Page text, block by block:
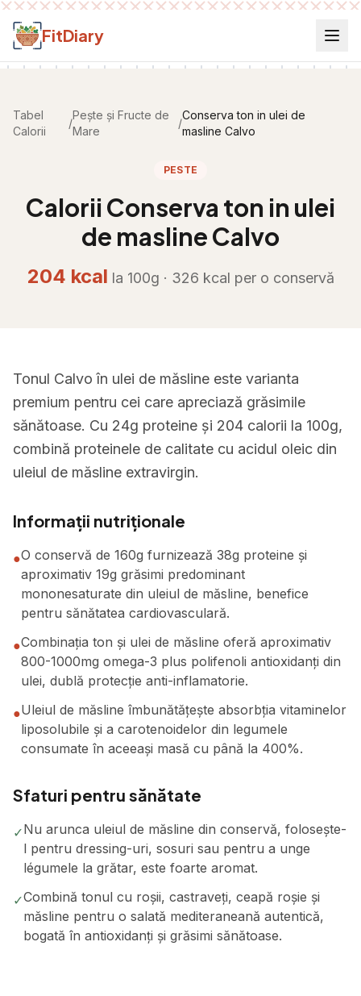
Salt la conținut
FitDiary
Tabel
Calorii
/
Pește și Fructe de
Mare
/
Conserva ton in ulei de
masline Calvo
PESTE
Calorii Conserva ton in ulei
de masline Calvo
204 kcal la 100g · 326 kcal per o conservă
Tonul Calvo în ulei de măsline este varianta
premium pentru cei care apreciază grăsimile
sănătoase. Cu 24g proteine și 204 calorii la 100g,
combină proteinele de calitate cu acidul oleic din
uleiul de măsline extravirgin.
Informații nutriționale
●O conservă de 160g furnizează 38g proteine și
aproximativ 19g grăsimi predominant
mononesaturate din uleiul de măsline, benefice
pentru sănătatea cardiovasculară.
●Combinația ton și ulei de măsline oferă aproximativ
800-1000mg omega-3 plus polifenoli antioxidanți din
ulei, dublă protecție anti-inflamatorie.
●Uleiul de măsline îmbunătățește absorbția vitaminelor
liposolubile și a carotenoidelor din legumele
consumate în aceeași masă cu până la 400%.
Sfaturi pentru sănătate
✓Nu arunca uleiul de măsline din conservă, folosește-
l pentru dressing-uri, sosuri sau pentru a unge
légumele la grătar, este foarte aromat.
✓Combină tonul cu roșii, castraveți, ceapă roșie și
măsline pentru o salată mediteraneană autentică,
bogată în antioxidanți și grăsimi sănătoase.